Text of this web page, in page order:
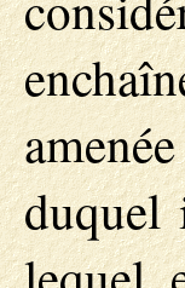
duquel